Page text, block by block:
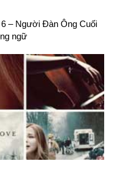
– Người Đàn Ông Cuối
ngữ